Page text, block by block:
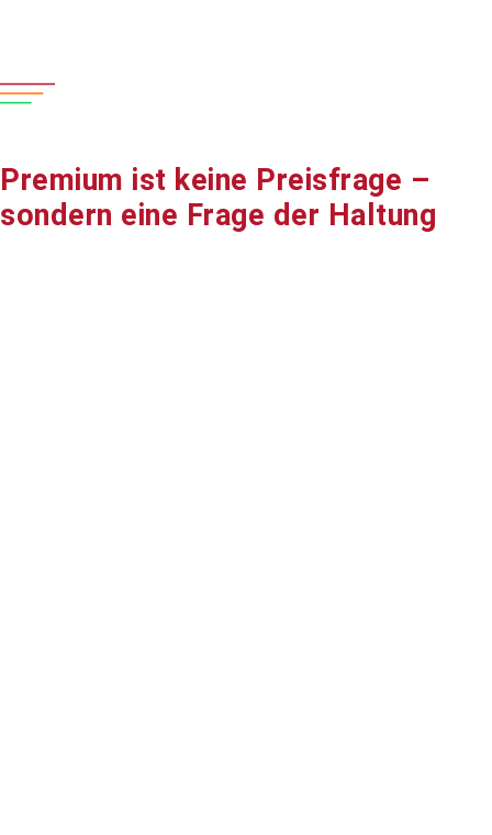
Premium ist keine Preisfrage –
sondern eine Frage der Haltung